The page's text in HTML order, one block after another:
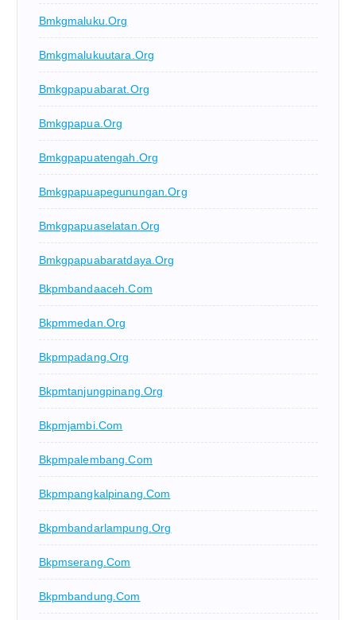
Bmkgmaluku.org
Bmkgmalukuutara.org
Bmkgpapuabarat.org
Bmkgpapua.org
Bmkgpapuatengah.org
Bmkgpapuapegunungan.org
Bmkgpapuaselatan.org
Bmkgpapuabaratdaya.org
Bkpmbandaaceh.com
Bkpmmedan.org
Bkpmpadang.org
Bkpmtanjungpinang.org
Bkpmjambi.com
Bkpmpalembang.com
Bkpmpangkalpinang.com
Bkpmbandarlampung.org
Bkpmserang.com
Bkpmbandung.com